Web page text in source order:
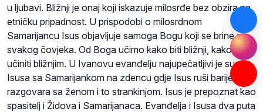
u ljubavi. Bližnji je onaj koji iskazuje milosrđe bez obzira na
etničku pripadnost. U prispodobi o milosrdnom
Samarijancu Isus objavljuje samoga Bogu koji se brine za
svakog čovjeka. Od Boga učimo kako biti bližnji, kako sebe
učiniti bližnjim. U Ivanovu evanđelju najupečatljivi je susret
Isusa sa Samarijankom na zdencu gdje Isus ruši barijere:
razgovara sa ženom i to strankinjom. Isus je prepoznat kao
spasitelj i Židova i Samarijanaca. Evanđelja i Isusa dva puta